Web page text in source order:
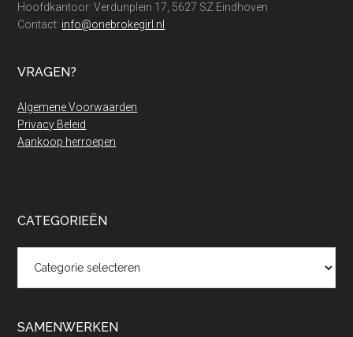
Hoofdkantoor: Verdunplein 17, 5627 SZ Eindhoven
Contact: info@onebrokegirl.nl
VRAGEN?
Algemene Voorwaarden
Privacy Beleid
Aankoop herroepen
CATEGORIEËN
SAMENWERKEN